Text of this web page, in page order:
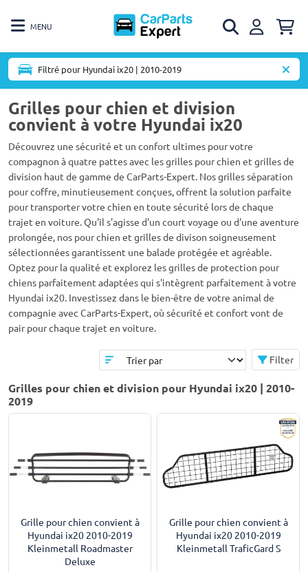
MENU
Filtré pour Hyundai ix20 | 2010-2019
Grilles pour chien et division
convient à votre Hyundai ix20
Découvrez une sécurité et un confort ultimes pour votre
compagnon à quatre pattes avec les grilles pour chien et grilles de
division haut de gamme de CarParts-Expert. Nos grilles séparation
pour coffre, minutieusement conçues, offrent la solution parfaite
pour transporter votre chien en toute sécurité lors de chaque
trajet en voiture. Qu'il s'agisse d'un court voyage ou d'une aventure
prolongée, nos pour chien et grilles de divison soigneusement
sélectionnées garantissent une balade protégée et agréable.
Optez pour la qualité et explorez les grilles de protection pour
chiens parfaitement adaptées qui s'intègrent parfaitement à votre
Hyundai ix20. Investissez dans le bien-être de votre animal de
compagnie avec CarParts-Expert, où sécurité et confort vont de
pair pour chaque trajet en voiture.
Filter
Grilles pour chien et division pour Hyundai ix20 | 2010-
2019
Grille pour chien convient à
Hyundai ix20 2010-2019
Kleinmetall Roadmaster
Deluxe
Grille pour chien convient à
Hyundai ix20 2010-2019
Kleinmetall TraficGard S